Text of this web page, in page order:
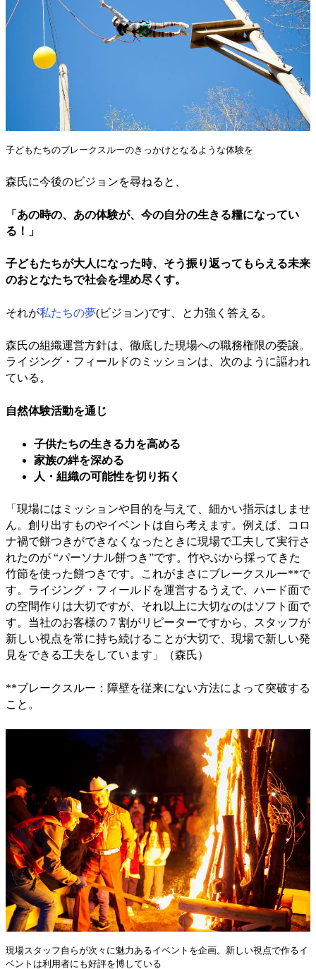
子どもたちのブレークスルーのきっかけとなるような体験を
森氏に今後のビジョンを尋ねると、
「あの時の、あの体験が、今の自分の生きる糧になってい
る！」
子どもたちが大人になった時、そう振り返ってもらえる未来
のおとなたちで社会を埋め尽くす。
それが私たちの夢(ビジョン)です、と力強く答える。
森氏の組織運営方針は、徹底した現場への職務権限の委譲。
ライジング・フィールドのミッションは、次のように謳われ
ている。
自然体験活動を通じ
子供たちの生きる力を高める
家族の絆を深める
人・組織の可能性を切り拓く
「現場にはミッションや目的を与えて、細かい指示はしませ
ん。創り出すものやイベントは自ら考えます。例えば、コロ
ナ禍で餅つきができなくなったときに現場で工夫して実行さ
れたのが “パーソナル餅つき”です。竹やぶから採ってきた
竹節を使った餅つきです。これがまさにブレークスルー**で
す。ライジング・フィールドを運営するうえで、ハード面で
の空間作りは大切ですが、それ以上に大切なのはソフト面で
す。当社のお客様の 7 割がリピーターですから、スタッフが
新しい視点を常に持ち続けることが大切で、現場で新しい発
見をできる工夫をしています」（森氏）
**ブレークスルー：障壁を従来にない方法によって突破する
こと。
現場スタッフ自らが次々に魅力あるイベントを企画。新しい視点で作るイ
ベントは利用者にも好評を博している